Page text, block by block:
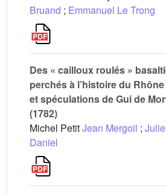
Bruand ; Emmanuel Le Trong
Des « cailloux roulés »
perchés à l’histoire du
et spéculations de Gui de
(1782)
Michel PetitJean Mergoil ;
Daniel